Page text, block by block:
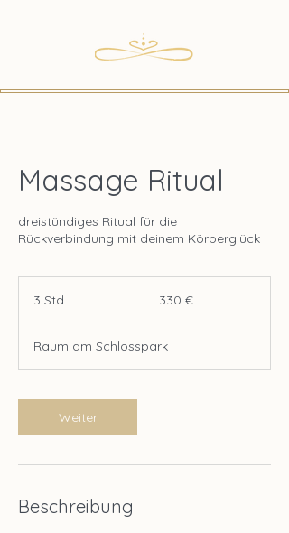
Massage Ritual
dreistündiges Ritual für die
Rückverbindung mit deinem Körperglück
3 Std.
d
.
330 €
Raum am Schlosspark
Weiter
Beschreibung